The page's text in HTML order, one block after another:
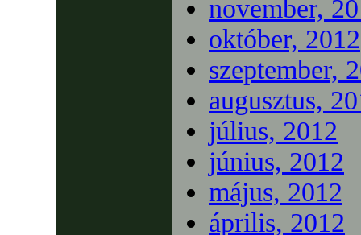
november,
október, 2012
szeptember,
augusztus,
július, 2012
június, 2012
május, 2012
április, 2012